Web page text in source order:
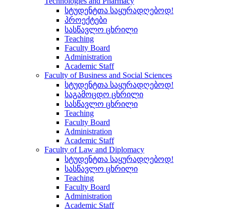
სტუდენტთა საყურადღებოდ!
პროექტები
სასწავლო ცხრილი
Teaching
Faculty Board
Administration
Academic Staff
Faculty of Business and Social Sciences
სტუდენტთა საყურადღებოდ!
საგამოცდო ცხრილი
სასწავლო ცხრილი
Teaching
Faculty Board
Administration
Academic Staff
Faculty of Law and Diplomacy
სტუდენტთა საყურადღებოდ!
სასწავლო ცხრილი
Teaching
Faculty Board
Administration
Academic Staff